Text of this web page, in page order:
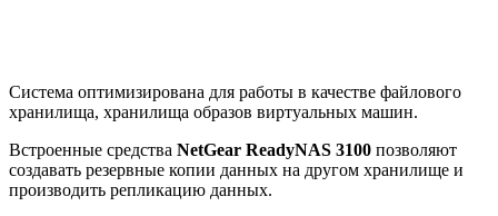
Система оптимизирована для работы в качестве файлового
хранилища, хранилища образов виртуальных машин.
Встроенные средства NetGear ReadyNAS 3100 позволяют
создавать резервные копии данных на другом хранилище и
производить репликацию данных.